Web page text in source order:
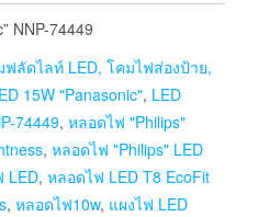
NNP-74449
ลัดไลท์ LED, โคมไฟส่องป้าย,
15W "Panasonic", LED
74449, หลอดไฟ "Philips"
, หลอดไฟ "Philips" LED
LED, หลอดไฟ LED T8 EcoFit
, หลอดไฟ10w, แผงไฟ LED